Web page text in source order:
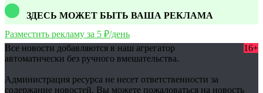
ЗДЕСЬ МОЖЕТ БЫТЬ ВАША РЕКЛАМА
Разместить рекламу за 5 ₽/день
Все новости добавляются в наш агрегатор
автоматически без ручного вмешательства.
16+
Администрация ресурса не несет ответственности за
содержание новостей. Вы можете пожаловаться на новость